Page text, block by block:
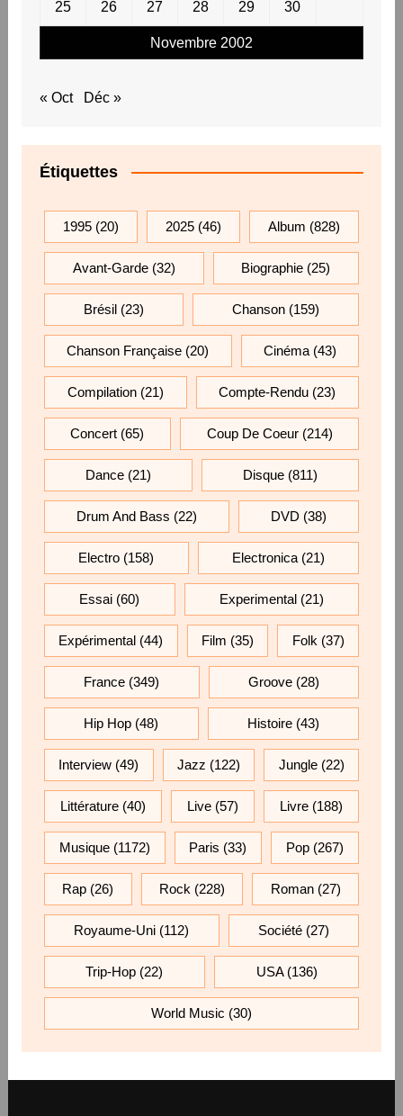
Novembre 2002
25 26 27 28 29 30
« Oct Déc »
Étiquettes
1995(20) 2025 (46) Album (828)
Avant-Garde(32) Biographie (25)
Brésil(23) Chanson (159)
Chanson Française (20) Cinéma(43)
Compilation(21) Compte-Rendu (23)
Concert (65) Coup De Coeur(214)
Dance(21) Disque (811)
Drum And Bass (22) DVD (38)
Electro (158) Electronica(21)
Essai (60) Experimental(21)
Expérimental (44) Film (35) Folk (37)
France (349) Groove(28)
Hip Hop (48) Histoire(43)
Interview (49) Jazz (122) Jungle(22)
Littérature(40) Live (57) Livre (188)
Musique(1172) Paris (33) Pop (267)
Rap (26) Rock (228) Roman(27)
Royaume-Uni (112) Société(27)
Trip-Hop (22) USA(136)
World Music (30)